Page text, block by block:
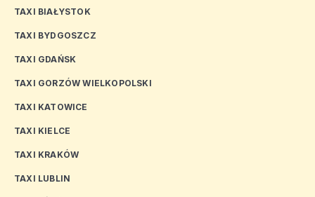
TAXI BIAŁYSTOK
TAXI BYDGOSZCZ
TAXI GDAŃSK
TAXI GORZÓW WIELKOPOLSKI
TAXI KATOWICE
TAXI KIELCE
TAXI KRAKÓW
TAXI LUBLIN